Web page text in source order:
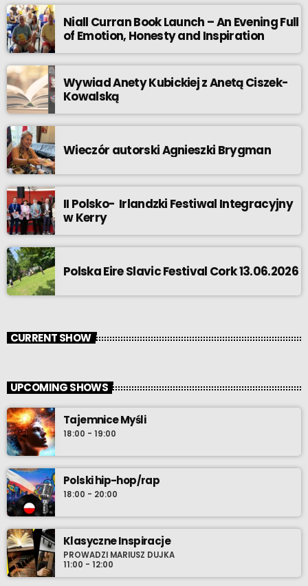
Niall Curran Book Launch – An Evening Full
of Emotion, Honesty and Inspiration
Wywiad Anety Kubickiej z Anetą Ciszek-
Kowalską
Wieczór autorski Agnieszki Brygman
II Polsko- Irlandzki Festiwal Integracyjny
w Kerry
Polska Eire Slavic Festival Cork 13.06.2026
CURRENT SHOW
UPCOMING SHOWS
Tajemnice Myśli
18:00 - 19:00
Polski hip-hop/rap
18:00 - 20:00
Klasyczne Inspiracje
PROWADZI MARIUSZ DUJKA
11:00 - 12:00